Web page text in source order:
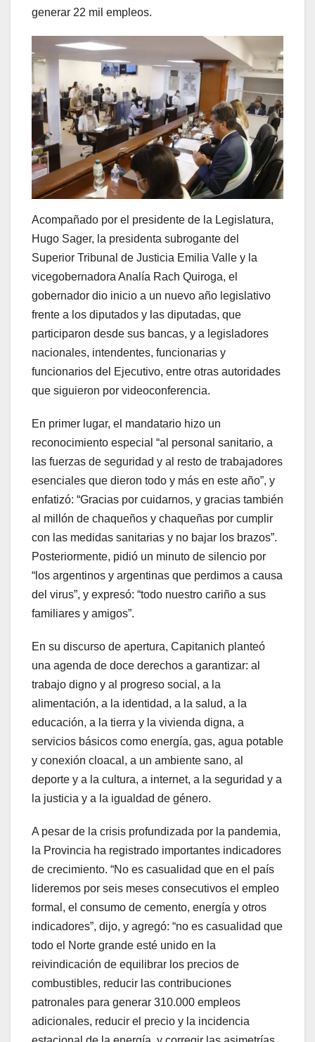
generar 22 mil empleos.
Acompañado por el presidente de la Legislatura,
Hugo Sager, la presidenta subrogante del
Superior Tribunal de Justicia Emilia Valle y la
vicegobernadora Analía Rach Quiroga, el
gobernador dio inicio a un nuevo año legislativo
frente a los diputados y las diputadas, que
participaron desde sus bancas, y a legisladores
nacionales, intendentes, funcionarias y
funcionarios del Ejecutivo, entre otras autoridades
que siguieron por videoconferencia.
En primer lugar, el mandatario hizo un
reconocimiento especial “al personal sanitario, a
las fuerzas de seguridad y al resto de trabajadores
esenciales que dieron todo y más en este año”, y
enfatizó: “Gracias por cuidarnos, y gracias también
al millón de chaqueños y chaqueñas por cumplir
con las medidas sanitarias y no bajar los brazos”.
Posteriormente, pidió un minuto de silencio por
“los argentinos y argentinas que perdimos a causa
del virus”, y expresó: “todo nuestro cariño a sus
familiares y amigos”.
En su discurso de apertura, Capitanich planteó
una agenda de doce derechos a garantizar: al
trabajo digno y al progreso social, a la
alimentación, a la identidad, a la salud, a la
educación, a la tierra y la vivienda digna, a
servicios básicos como energía, gas, agua potable
y conexión cloacal, a un ambiente sano, al
deporte y a la cultura, a internet, a la seguridad y a
la justicia y a la igualdad de género.
A pesar de la crisis profundizada por la pandemia,
la Provincia ha registrado importantes indicadores
de crecimiento. “No es casualidad que en el país
lideremos por seis meses consecutivos el empleo
formal, el consumo de cemento, energía y otros
indicadores”, dijo, y agregó: “no es casualidad que
todo el Norte grande esté unido en la
reivindicación de equilibrar los precios de
combustibles, reducir las contribuciones
patronales para generar 310.000 empleos
adicionales, reducir el precio y la incidencia